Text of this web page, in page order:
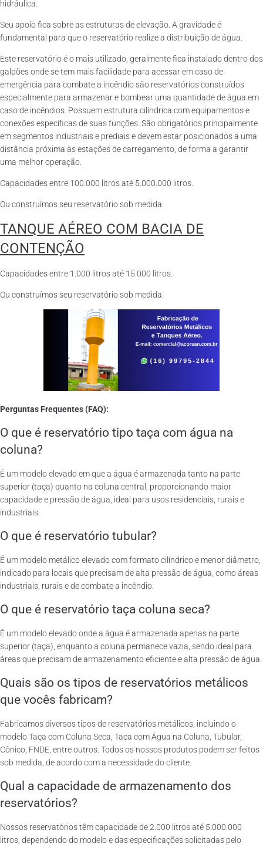
hidráulica.
Seu apoio fica sobre as estruturas de elevação. A gravidade é
fundamental para que o reservatório realize a distribuição de água.
Este reservatório é o mais utilizado, geralmente fica instalado dentro dos
galpões onde se tem mais facilidade para acessar em caso de
emergência para combate a incêndio são reservatórios construídos
especialmente para armazenar e bombear uma quantidade de água em
caso de incêndios. Possuem estrutura cilíndrica com equipamentos e
conexões específicas de suas funções. São obrigatórios principalmente
em segmentos industriais e prediais e devem estar posicionados a uma
distância próxima às estações de carregamento, de forma a garantir
uma melhor operação.
Capacidades entre 100.000 litros até 5.000.000 litros.
Ou construímos seu reservatório sob medida.
TANQUE AÉREO COM BACIA DE
CONTENÇÃO
Capacidades entre 1.000 litros até 15.000 litros.
Ou construímos seu reservatório sob medida.
Perguntas Frequentes (FAQ):
O que é reservatório tipo taça com água na
coluna?
É um modelo elevado em que a água é armazenada tanto na parte
superior (taça) quanto na coluna central, proporcionando maior
capacidade e pressão de água, ideal para usos residenciais, rurais e
industriais.
O que é reservatório tubular?
É um modelo metálico elevado com formato cilíndrico e menor diâmetro,
indicado para locais que precisam de alta pressão de água, como áreas
industriais, rurais e de combate a incêndio.
O que é reservatório taça coluna seca?
É um modelo elevado onde a água é armazenada apenas na parte
superior (taça), enquanto a coluna permanece vazia, sendo ideal para
áreas que precisam de armazenamento eficiente e alta pressão de água.
Quais são os tipos de reservatórios metálicos
que vocês fabricam?
Fabricamos diversos tipos de reservatórios metálicos, incluindo o
modelo Taça com Coluna Seca, Taça com Água na Coluna, Tubular,
Cônico, FNDE, entre outros. Todos os nossos produtos podem ser feitos
sob medida, de acordo com a necessidade do cliente.
Qual a capacidade de armazenamento dos
reservatórios?
Nossos reservatórios têm capacidade de 2.000 litros até 5.000.000
litros, dependendo do modelo e das especificações solicitadas pelo